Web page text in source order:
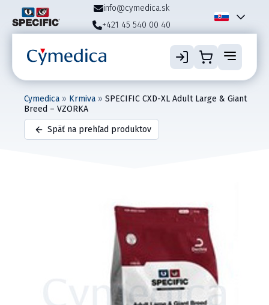
info@cymedica.sk
+421 45 540 00 40
Cymedica » Krmiva » SPECIFIC CXD-XL Adult Large & Giant
Breed – VZORKA
Späť na prehľad produktov